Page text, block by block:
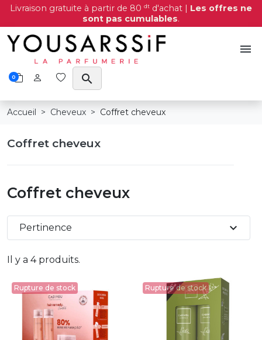
Livraison gratuite à partir de 80 dt d'achat | Les offres ne
sont pas cumulables.
menu
0 search
Accueil Cheveux Coffret cheveux
Coffret cheveux
Coffret cheveux
Il y a 4 produits.
Pertinence expand_more
Rupture de stock Rupture de stock